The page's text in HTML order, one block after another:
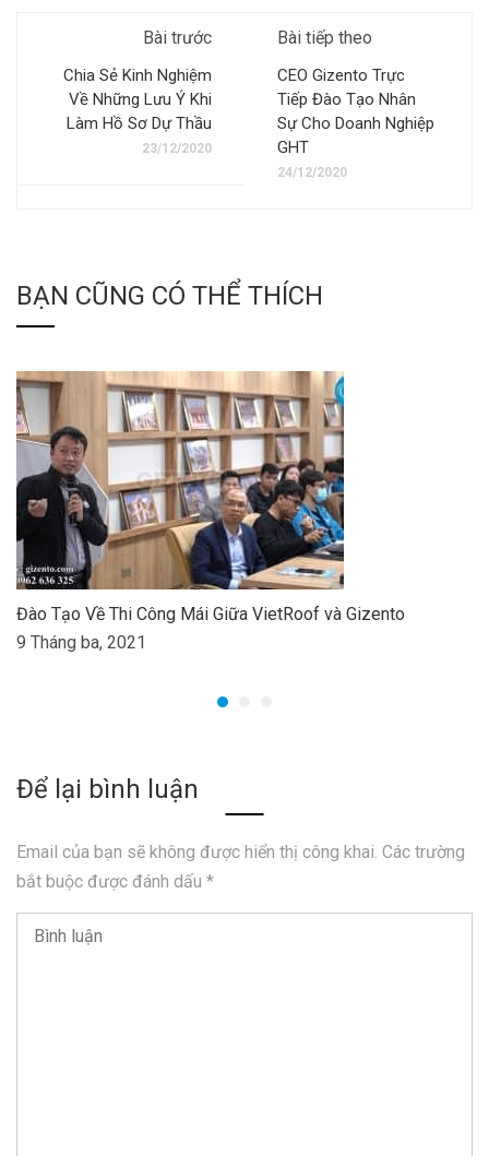
Bài trước
Chia Sẻ Kinh Nghiệm
Về Những Lưu Ý Khi
Làm Hồ Sơ Dự Thầu
23/12/2020
Bài tiếp theo
CEO Gizento Trực
Tiếp Đào Tạo Nhân
Sự Cho Doanh Nghiệp
GHT
24/12/2020
BẠN CŨNG CÓ THỂ THÍCH
Đào Tạo Về Thi Công Mái Giữa VietRoof và Gizento
9 Tháng ba, 2021
Để lại bình luận
Email của bạn sẽ không được hiển thị công khai. Các trường
bắt buộc được đánh dấu *